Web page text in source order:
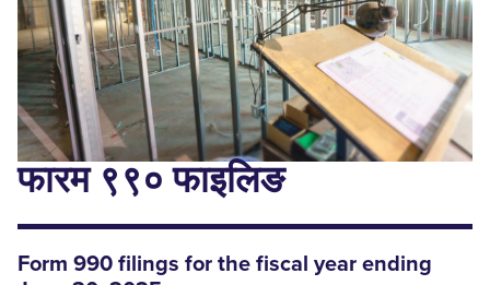
फारम ९९० फाइलिङ
Form 990 filings for the fiscal year ending